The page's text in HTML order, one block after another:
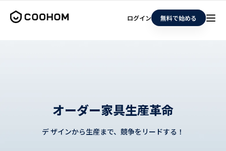
ログイン 無料で始める
オーダー家具生産革命
デ ザインから生産まで、競争をリードする！